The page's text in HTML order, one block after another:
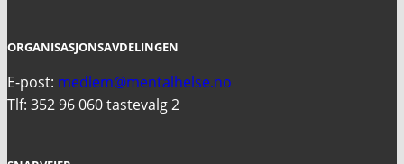
ORGANISASJONSAVDELINGEN
E-post: medlem@mentalhelse.no
Tlf: 352 96 060 tastevalg 2